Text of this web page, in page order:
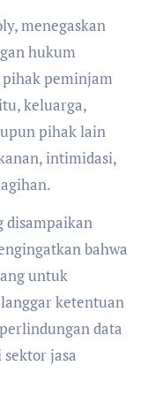
menegaskan
hukum
peminjam
keluarga,
pihak lain
intimidasi,
disampaikan
bahwa
untuk
ketentuan
data
jasa